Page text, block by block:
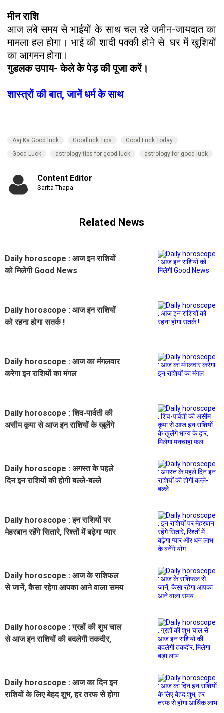
मीन राशि
आज लंबे समय से भाईयों के साथ चल रहे जमीन-जायदात का
मामला हल होगा। भाई की शादी पक्की होने से घर में खुशियों
का आगमन होगा।
गुडलक उपाय- केले के पेड़ की पूजा करें।
शास्त्रों की बात, जानें धर्म के साथ
Aaj Ka Good luck Goodluck Tips
Good Luck Today
Good Luck
astrology tips for good luck astrology for good luck
Content Editor
Sarita Thapa
Related News
Daily horoscope : आज इन राशियों
को मिलेगी Good News
Daily horoscope : आज इन राशियों
को रहना होगा सतर्क !
Daily horoscope : आज का मंगलवार
करेगा इन राशियों का मंगल
Daily horoscope : शिव-पार्वती की
असीम कृपा से आज इन राशियों के खुलेंगे
Daily horoscope : अगस्त के पहले
दिन इन राशियों की होगी बल्ले-बल्ले
Daily horoscope : इन राशियों पर
मेहरबान रहेंगे सितारे, रिश्तों में बढ़ेगा प्यार
Daily horoscope : आज के राशिफल
से जानें, कैसा रहेगा आपका आने वाला समय
Daily horoscope : ग्रहों की शुभ चाल
से आज इन राशियों की बदलेगी तकदीर,
Daily horoscope : आज का दिन इन
राशियों के लिए बेहद शुभ, हर तरफ से होगा